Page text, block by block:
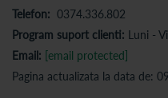
Telefon: 0374.336.802
Program suport clienti: Luni -
Email: [email protected]
Pagina actualizata la data de: